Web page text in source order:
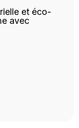
et éco-
avec